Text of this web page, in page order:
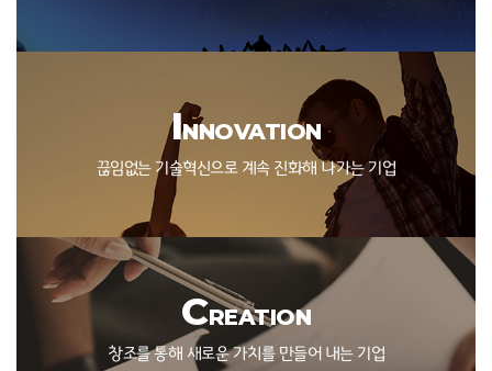
INNOVATION
끊임없는 기술혁신으로 계속 진화해 나가는 기업
CREATION
창조를 통해 새로운 가치를 만들어 내는 기업